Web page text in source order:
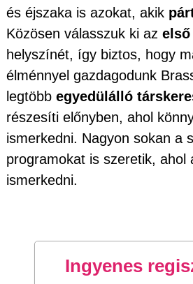
és éjszaka is azokat, akik
Közösen válasszuk ki az
helyszínét, így biztos, hogy
élménnyel gazdagodunk
legtöbb egyedülálló
részesíti előnyben, ahol
ismerkedni. Nagyon sokan a
programokat is szeretik, ahol
ismerkedni.
Ingyenes